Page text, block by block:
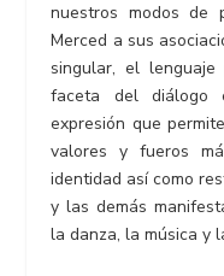
nuestros modos de
Merced a sus
singular, el
faceta del diálogo
expresión que
valores y fueros
identidad así como
y las demás
la danza, la música y